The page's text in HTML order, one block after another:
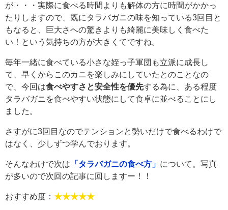
が・・・実際に食べる時間よりも解体の方に時間がかかっ
たりしますので、既にタラバガニの味を知っている3回目と
もなると、巨大さへの驚きよりも綺麗に美味しく食べた
い！という気持ちの方が大きくてですね。
毎年一緒に食べている小さな姪っ子軍団も立派に成長し
て、早くからこのカニを楽しみにしていたとのことなの
で、今回は食べやすさと安全性を優先する為に、ある程度
タラバガニを食べやすい状態にして食卓に並べることにし
ました。
さすがに3回目なのでテンションと勢いだけで食べるわけで
はなく、少しずつ学んでおります。
そんなわけで次は 「タラバガニの食べ方」 について。写真
が多いので次回の記事に回しますー！！
おすすめ度： ★★★★★